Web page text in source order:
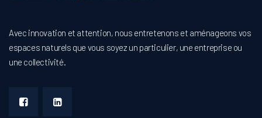
Avec innovation et attention, nous entretenons et aménageons vos
espaces naturels que vous soyez un particulier, une entreprise ou
une collectivité.